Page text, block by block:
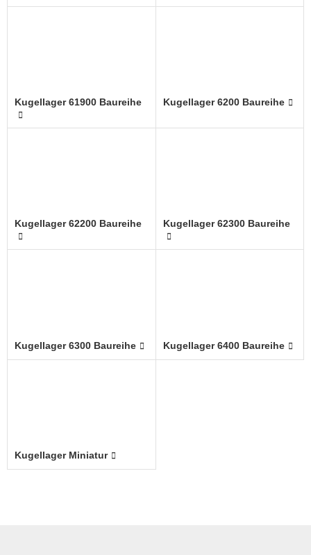
Kugellager 61900 Baureihe Kugellager 6200 Baureihe
Kugellager 62200 Baureihe Kugellager 62300 Baureihe
Kugellager 6300 Baureihe Kugellager 6400 Baureihe
Kugellager Miniatur